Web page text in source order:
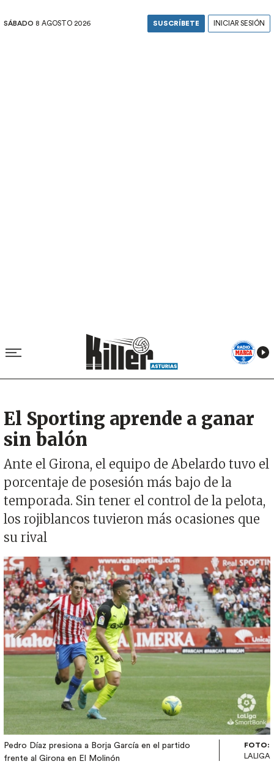
SÁBADO 8 AGOSTO 2026 SUSCRÍBETE INICIAR SESIÓN
El Sporting aprende a ganar
sin balón
Ante el Girona, el equipo de Abelardo tuvo el
porcentaje de posesión más bajo de la
temporada. Sin tener el control de la pelota,
los rojiblancos tuvieron más ocasiones que
su rival
Imagen
Pedro Díaz presiona a Borja García en el partido
frente al Girona en El Molinón
FOTO:
LALIGA